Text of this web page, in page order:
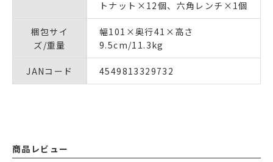
トナット×12個、六角レンチ×1個
梱包サイ
ズ/重量
幅101×奥行41×高さ
9.5cm/11.3kg
JANコード 4549813329732
商品レビュー